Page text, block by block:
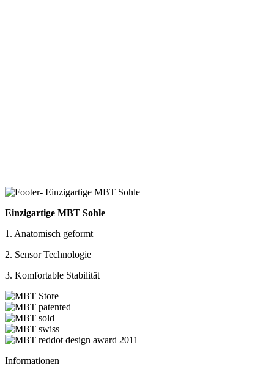
Einzigartige MBT Sohle
1. Anatomisch geformt
2. Sensor Technologie
3. Komfortable Stabilität
Informationen